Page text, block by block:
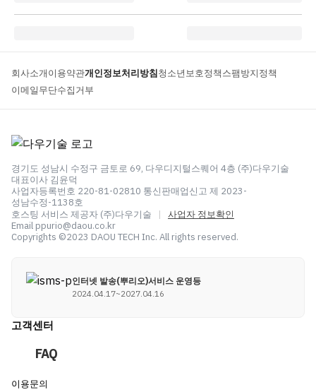
회사소개이용약관개인정보처리방침청소년보호정책스팸방지정책
이메일무단수집거부
경기도 성남시 수정구 금토로 69, 다우디지털스퀘어 4층 (주)다우기술
대표이사 김윤덕
사업자등록번호 220-81-02810 통신판매업신고 제 2023-
성남수정-1138호
호스팅 서비스 제공자 (주)다우기술
| 사업자 정보확인
Email ppurio@daou.co.kr
Copyrights ©2023 DAOU TECH Inc. All rights reserved.
인터넷 발송(뿌리오)서비스 운영등
2024.04.17~2027.04.16
고객센터
FAQ
이용문의